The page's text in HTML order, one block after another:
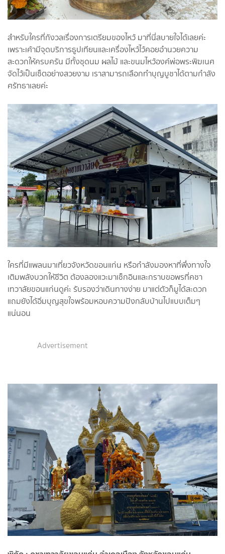
สำหรับใครที่กังวลเรื่องการเตรียมของไหว้ มาที่นี่สบายใจได้เลยค่ะ
เพราะเค้ามีจุดบริการธูปเทียนและเครื่องไหว้ไว้คอยอำนวยความ
สะดวกให้ครบครัน มีทั้งชุดนม ผลไม้ และขนมไหว้องค์พ่อพระพิฆเนศ
จัดไว้เป็นเซ็ตอย่างสวยงาม เราสามารถเลือกทำบุญบูชาได้ตามกำลัง
ศรัทธาเลยค่ะ
ใครที่มีแพลนมาเที่ยวจังหวัดขอนแก่น หรือกำลังมองหาที่พึ่งทางใจ
เติมพลังบวกให้ชีวิต ต้องลองแวะมาเช็กอินและกราบขอพรที่คชา
เทวาลัยขอนแก่นดูค่ะ รับรองว่าเดินทางง่าย มาแต่ตัวก็มูได้สะดวก
แถมยังได้อิ่มบุญสุขใจพร้อมหอบความปังกลับบ้านไปแบบเต็มๆ
แน่นอน
Advertisement